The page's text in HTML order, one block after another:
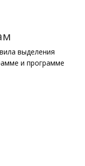
выделения
и программе